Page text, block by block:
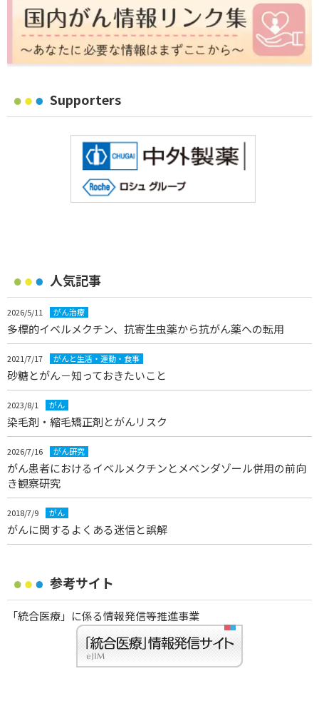
Supporters
人気記事
2026/5/11 がん治療
多標的イベルメクチン、抗寄生虫薬から抗がん薬への転用
2021/7/17 がんと生活・運動・食事
砂糖とがん－知っておきたいこと
2023/8/1 がん
染毛剤・縮毛矯正剤とがんリスク
2026/7/16 がん研究
がん患者におけるイベルメクチンとメベンダゾール併用の前向
き観察研究
2018/7/9 がん
がんに関するよくある迷信と誤解
参考サイト
「統合医療」に係る情報発信等推進事業